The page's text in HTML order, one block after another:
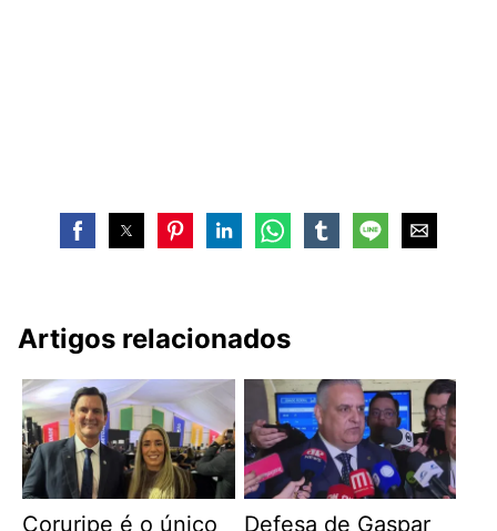
Artigos relacionados
Coruripe é o único
Defesa de Gaspar